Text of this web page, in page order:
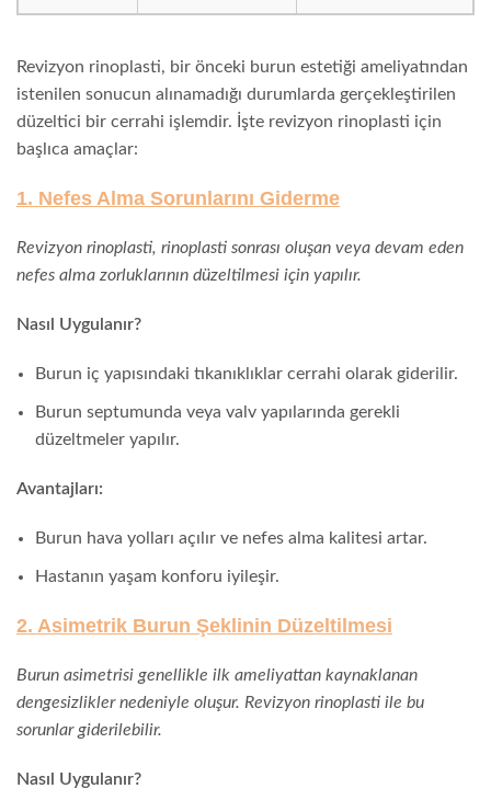
Revizyon rinoplasti, bir önceki burun estetiği ameliyatından
istenilen sonucun alınamadığı durumlarda gerçekleştirilen
düzeltici bir cerrahi işlemdir. İşte revizyon rinoplasti için
başlıca amaçlar:
1. Nefes Alma Sorunlarını Giderme
Revizyon rinoplasti, rinoplasti sonrası oluşan veya devam eden
nefes alma zorluklarının düzeltilmesi için yapılır.
Nasıl Uygulanır?
Burun iç yapısındaki tıkanıklıklar cerrahi olarak giderilir.
Burun septumunda veya valv yapılarında gerekli
düzeltmeler yapılır.
Avantajları:
Burun hava yolları açılır ve nefes alma kalitesi artar.
Hastanın yaşam konforu iyileşir.
2. Asimetrik Burun Şeklinin Düzeltilmesi
Burun asimetrisi genellikle ilk ameliyattan kaynaklanan
dengesizlikler nedeniyle oluşur. Revizyon rinoplasti ile bu
sorunlar giderilebilir.
Nasıl Uygulanır?